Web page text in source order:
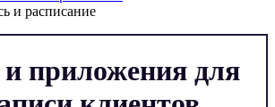
и расписание
и приложения для